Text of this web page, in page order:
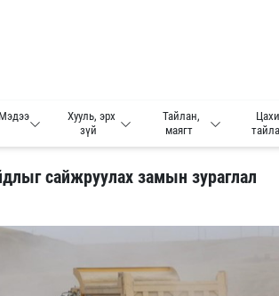
Мэдээ
Хууль, эрх
зүй
Тайлан,
маягт
сайжруулах замын зураглал